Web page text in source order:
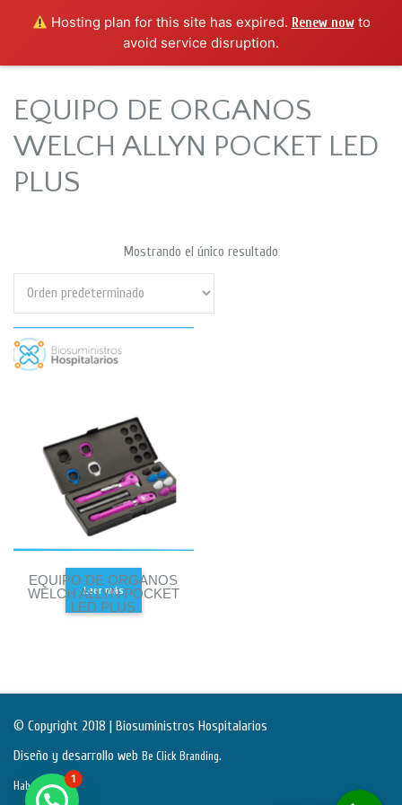
Hosting plan for this site has expired. Renew nowto
avoid service disruption.
EQUIPO DE ORGANOS
WELCH ALLYN POCKET LED
PLUS
Mostrando el único resultado
EQUIPO DE ORGANOS
WELCH ALLYN POCKET
LED PLUS
Leer más
© Copyright 2018 | Biosuministros Hospitalarios
Diseño y desarrollo web Be Click Branding.
Habeas Data
1